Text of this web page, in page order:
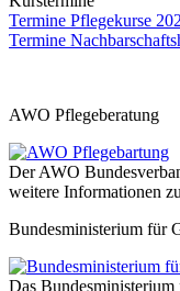
Termine Pflegekurse
Termine
AWO Pflegeberatung
Der AWO
weitere Informationen
Bundesministerium für
Das Bundesministerium